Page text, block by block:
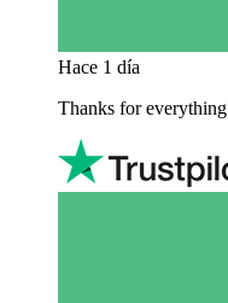
Hace 1 día
Thanks for everything